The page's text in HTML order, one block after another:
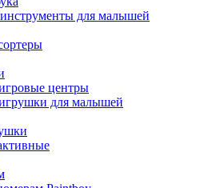
для малышей
центры
для малышей